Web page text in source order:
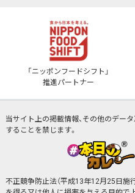
「ニッポンフードシフト」
推進パートナー
当サイト上の掲載情報、その他のデー
することを禁じます。
不正競争防止法（平成13年12月25日施